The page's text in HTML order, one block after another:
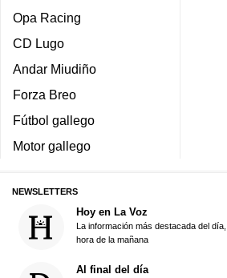
Opa Racing
CD Lugo
Andar Miudiño
Forza Breo
Fútbol gallego
Motor gallego
NEWSLETTERS
Hoy en La Voz
La información más destacada del
hora de la mañana
Al final del día